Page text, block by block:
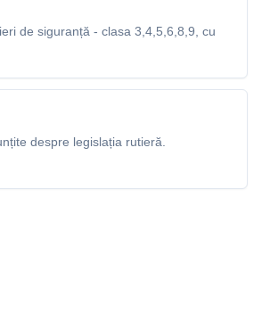
de siguranță - clasa 3,4,5,6,8,9, cu
despre legislația rutieră.